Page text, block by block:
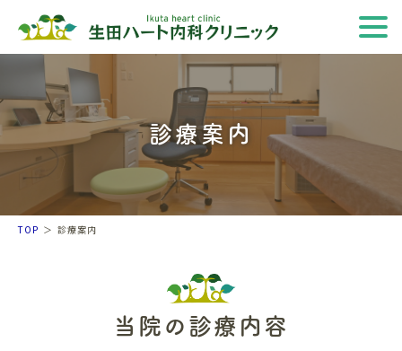
診療案内
TOP 診療案内
当院の診療内容